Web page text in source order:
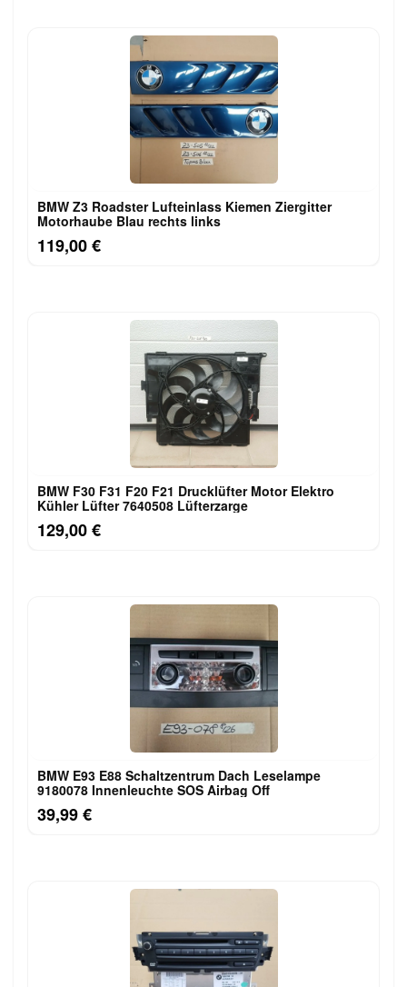
BMW Z3 Roadster Lufteinlass Ki​emen Ziergitter
Motorhaube Blau rechts links
119,00 €
BMW F30 F31 F20 F21 Drucklüfter Motor Elektro
Kühler Lüfter 7640508 Lüfterzarge
129,00 €
BMW E93 E88 Schaltzentrum Dach Leselampe
9180078 Innenleuchte SOS Airbag Off
39,99 €